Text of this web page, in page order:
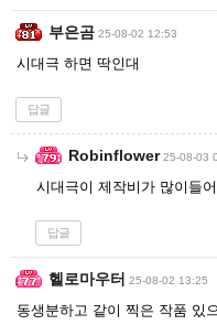
부은곰 25-08-02 12:53
시대극 하면 딱인대
답글
Robinflower 25-08-03
시대극이 제작비가 많이들
답글
헬로마우터 25-08-02 13:25
동생분하고 같이 찍은 작품 있